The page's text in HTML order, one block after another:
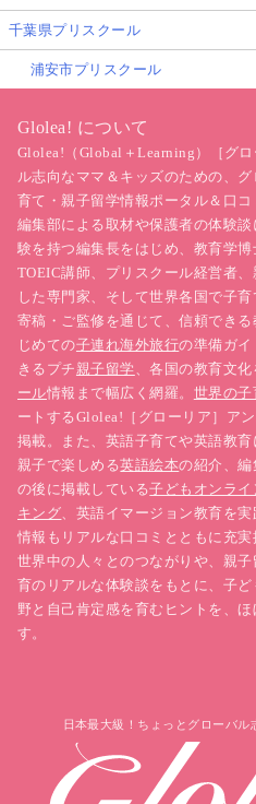
千葉県プリスクール
浦安市プリスクール
Glolea! について
Glolea!（Global＋Learning）［グ
ル志向なママ＆キッズのための、
育て・親子留学情報ポータル＆口コ
編集部による取材や保護者の体験
験を持つ編集長をはじめ、教育学博
TOEIC講師、プリスクール経営者
した専門家、そして世界各国で子
寄稿・ご監修を通じて、信頼でき
じめての子連れ海外旅行の準備ガ
きるプチ親子留学、各国の教育文
ール情報まで幅広く網羅。 世界の
ートするGlolea!［グローリア］ア
掲載。また、英語子育てや英語教育
親子で楽しめる英語絵本の紹介、編
の後に掲載している子どもオンラ
キング、英語イマージョン教育を実
情報もリアルな口コミとともに充
世界中の人々とのつながりや、親
育のリアルな体験談をもとに、子
野と自己肯定感を育むヒントを、
す。
日本最大級！ちょっとグローバル